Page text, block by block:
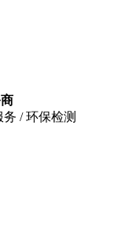
/ 环保检测